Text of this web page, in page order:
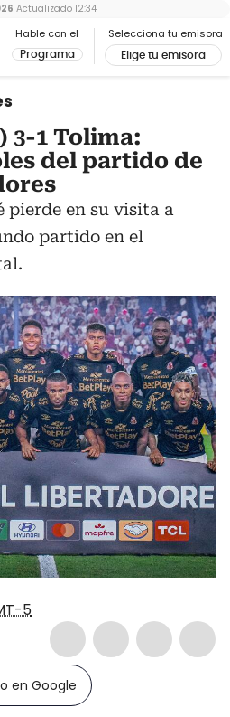
Hable con el
Programa
Selecciona tu emisora
Elige tu emisora
Actualizado 12:34
3-1 Tolima:
del partido de
pierde en su visita a
partido en el
5
en Google